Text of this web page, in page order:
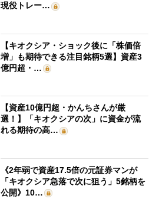
現役トレー…
【キオクシア・ショック後に「株価倍
増」も期待できる注目銘柄5選】資産3
億円超・…
【資産10億円超・かんちさんが厳
選！】「キオクシアの次」に資金が流
れる期待の高…
《2年弱で資産17.5倍の元証券マンが
「キオクシア急落で次に狙う」5銘柄を
公開》10…